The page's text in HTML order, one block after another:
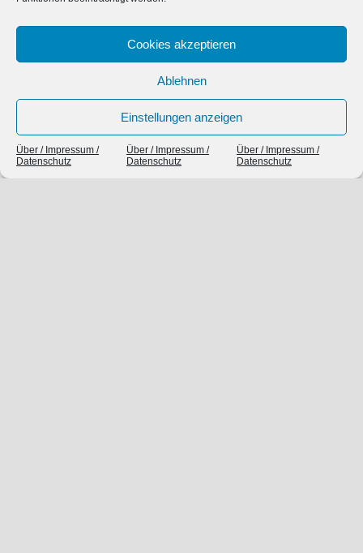
Cookies akzeptieren
Ablehnen
Einstellungen anzeigen
Über / Impressum /
Datenschutz
Über / Impressum /
Datenschutz
Über / Impressum /
Datenschutz